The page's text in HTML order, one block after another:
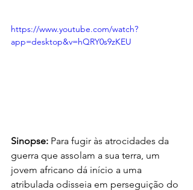
https://www.youtube.com/watch?
app=desktop&v=hQRY0s9zKEU
Sinopse: Para fugir às atrocidades da
guerra que assolam a sua terra, um
jovem africano dá início a uma
atribulada odisseia em perseguição do